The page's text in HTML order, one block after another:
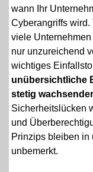
wann Ihr
Cyberangriffs wird.
viele Unternehmen
nur unzureichend
wichtiges E
unübersichtliche
stetig
Sicherheitslücken
und
Prinzips bleiben in
unbemerkt.